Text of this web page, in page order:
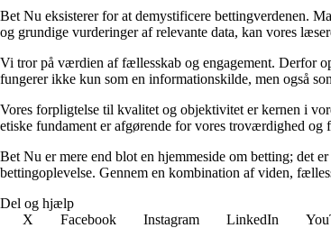
Bet Nu eksisterer for at demystificere bettingverdenen.
og grundige vurderinger af relevante data, kan vores
Vi tror på værdien af fællesskab og engagement. Derfor
fungerer ikke kun som en informationskilde, men også
Vores forpligtelse til kvalitet og objektivitet er kernen i
etiske fundament er afgørende for vores troværdighed og
Bet Nu er mere end blot en hjemmeside om betting; det
bettingoplevelse. Gennem en kombination af viden,
Del og hjælp
X
Facebook Instagram LinkedIn